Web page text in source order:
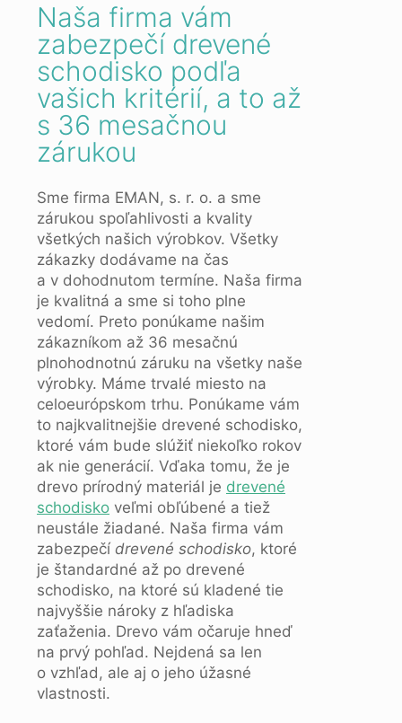
Naša firma vám
zabezpečí drevené
schodisko podľa
vašich kritérií, a to až
s 36 mesačnou
zárukou
Sme firma EMAN, s. r. o. a sme
zárukou spoľahlivosti a kvality
všetkých našich výrobkov. Všetky
zákazky dodávame na čas
a v dohodnutom termíne. Naša firma
je kvalitná a sme si toho plne
vedomí. Preto ponúkame našim
zákazníkom až 36 mesačnú
plnohodnotnú záruku na všetky naše
výrobky. Máme trvalé miesto na
celoeurópskom trhu. Ponúkame vám
to najkvalitnejšie drevené schodisko,
ktoré vám bude slúžiť niekoľko rokov
ak nie generácií. Vďaka tomu, že je
drevo prírodný materiál je drevené
schodisko veľmi obľúbené a tiež
neustále žiadané. Naša firma vám
zabezpečí drevené schodisko, ktoré
je štandardné až po drevené
schodisko, na ktoré sú kladené tie
najvyššie nároky z hľadiska
zaťaženia. Drevo vám očaruje hneď
na prvý pohľad. Nejdená sa len
o vzhľad, ale aj o jeho úžasné
vlastnosti.